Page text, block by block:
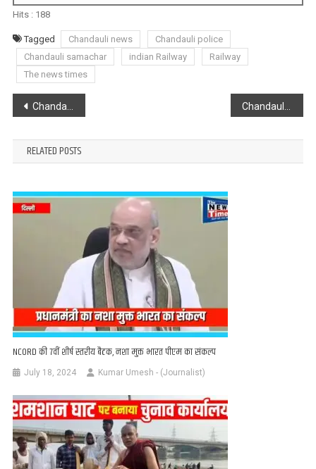
Hits : 188
Tagged Chandauli news
Chandauli police
Chandauli samachar
indian Railway
Railway
The news times
Post
navigation
Chandauli : महिंद्रा शोरूम में शॉर्ट सर्किट से लगी भीषण आग,मचा अफरा-तफरी, लाखों का सामान जलकर खाक
RELATED POSTS
NCORD की 7वीं शीर्ष स्तरीय बैठक, नशा मुक्त भारत पीएम का संकल्प
July 18, 2024 Kumar Umesh - (Journalist)